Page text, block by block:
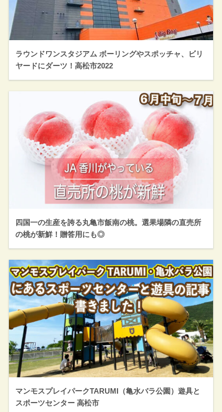
ラウンドワンスタジアム ボーリングやスポッチャ、ビリ
ヤードにダーツ！高松市2022
四国一の生産を誇る丸亀市飯南の桃。選果場隣の直売所
の桃が新鮮！贈答用にも◎
マンモスプレイパークTARUMI（亀水バラ公園）遊具と
スポーツセンター 高松市